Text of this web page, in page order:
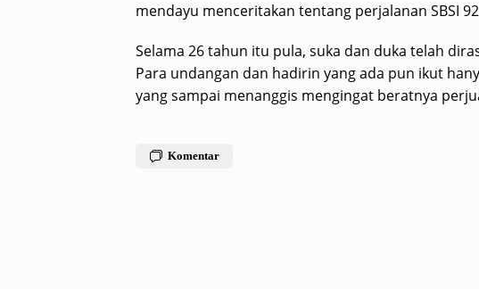
mendayu menceritakan tentang perjalanan SBSI
Selama 26 tahun itu pula, suka dan duka telah
Para undangan dan hadirin yang ada pun ikut
yang sampai menanggis mengingat beratnya
Komentar